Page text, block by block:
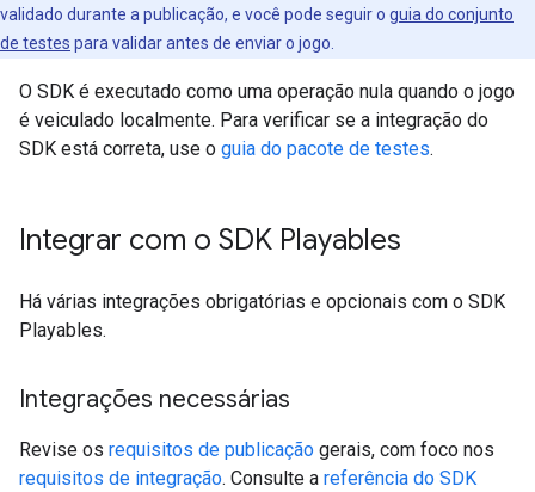
validado durante a publicação, e você pode seguir o guia do conjunto
de testes para validar antes de enviar o jogo.
O SDK é executado como uma operação nula quando o jogo
é veiculado localmente. Para verificar se a integração do
SDK está correta, use o guia do pacote de testes.
Integrar com o SDK Playables
Há várias integrações obrigatórias e opcionais com o SDK
Playables.
Integrações necessárias
Revise os requisitos de publicação gerais, com foco nos
requisitos de integração. Consulte a referência do SDK